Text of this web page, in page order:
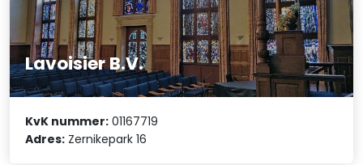
Lavoisier B.V.
KvK nummer: 01167719
Adres: Zernikepark 16